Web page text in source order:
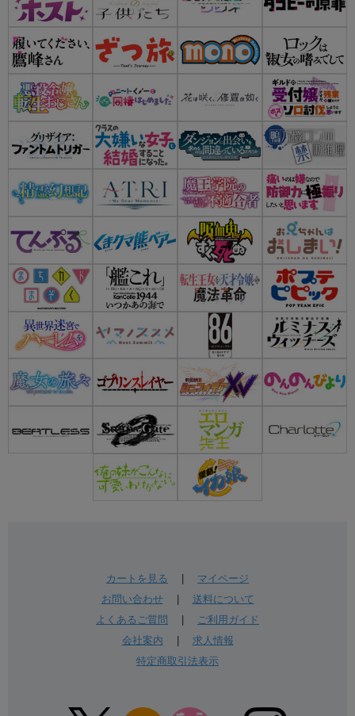
カートを見る
マイページ
お問い合わせ| 送料について
よくあるご質問
ご利用ガイド
会社案内
求人情報
特定商取引法表示